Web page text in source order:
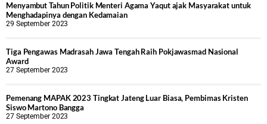
Menyambut Tahun Politik Menteri Agama Yaqut ajak Masyarakat untuk
Menghadapinya dengan Kedamaian
29 September 2023
Tiga Pengawas Madrasah Jawa Tengah Raih Pokjawasmad Nasional
Award
27 September 2023
Pemenang MAPAK 2023 Tingkat Jateng Luar Biasa, Pembimas Kristen
Siswo Martono Bangga
27 September 2023